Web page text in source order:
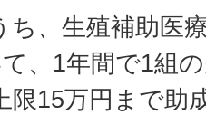
ち、生殖補助医
、1年間で1組
限15万円まで助